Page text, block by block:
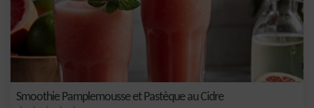
Smoothie Pamplemousse et Pastèque au Cidre